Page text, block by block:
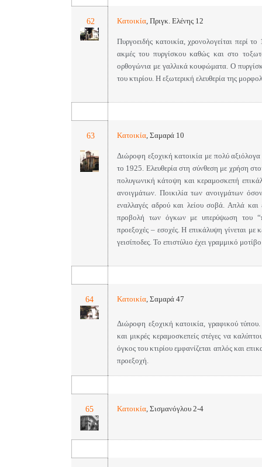
62 Κατοικία Πριγκ. Ελένης 12
Πυργοειδής κατοικία, χρονολογείται περί
ακμές του πυργίσκου καθώς και στο
ορθογώνια με γαλλικά κουφώματα. Ο
του κτιρίου. Η εξωτερική ελευθερία της
63 Κατοικία Σαμαρά 10
Διώροφη εξοχική κατοικία με πολύ αξιόλογα
το 1925. Ελευθερία στη σύνθεση με χρήση
πολυγωνική κάτοψη και κεραμοσκεπή
ανοιγμάτων. Ποικιλία των ανοιγμάτων
εναλλαγές αδρού και λείου σοβά. Απλά
προβολή των όγκων με υπερύψωση του
προεξοχές – εσοχές. Η επικάλυψη γίνεται με
γεισίποδες. Το επιστύλιο έχει γραμμικό
64 Κατοικία Σαμαρά 47
Διώροφη εξοχική κατοικία, γραφικού
και μικρές κεραμοσκεπείς στέγες να
όγκος του κτιρίου εμφανίζεται απλός και
προεξοχή.
65 Κατοικία Σισμανόγλου 2-4